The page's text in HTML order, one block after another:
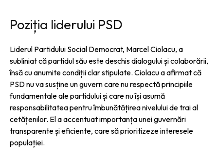
Poziția liderului PSD
Liderul Partidului Social Democrat, Marcel Ciolacu, a
subliniat că partidul său este deschis dialogului și colaborării,
însă cu anumite condiții clar stipulate. Ciolacu a afirmat că
PSD nu va susține un guvern care nu respectă principiile
fundamentale ale partidului și care nu își asumă
responsabilitatea pentru îmbunătățirea nivelului de trai al
cetățenilor. El a accentuat importanța unei guvernări
transparente și eficiente, care să prioritizeze interesele
populației.